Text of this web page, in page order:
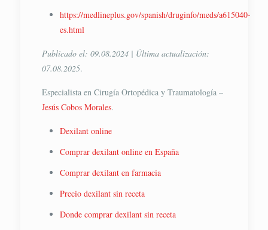
https://medlineplus.gov/spanish/druginfo/meds/a615040-
es.html
Publicado el: 09.08.2024 | Última actualización:
07.08.2025.
Especialista en Cirugía Ortopédica y Traumatología –
Jesús Cobos Morales.
Dexilant online
Comprar dexilant online en España
Comprar dexilant en farmacia
Precio dexilant sin receta
Donde comprar dexilant sin receta